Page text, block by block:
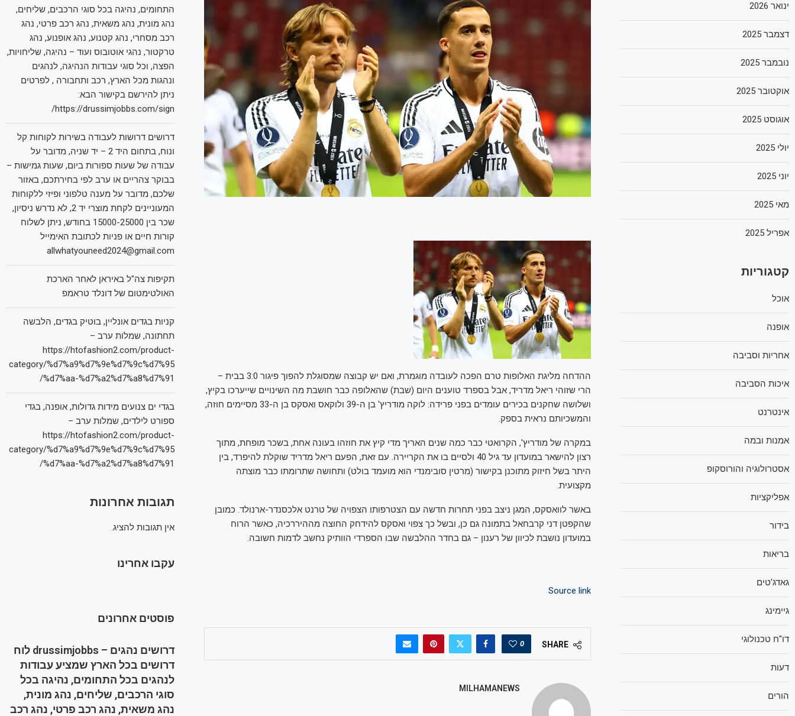
ההדחה מליגת האלופות טרם הפכה לעובדה מוגמרת, ואם יש קבוצה שמסוגלת להפוך פיגור 3:0 בבית –
הרי שזוהי ריאל מדריד, אבל בספרד טוענים היום (שבת) שהאלופה כבר חושבת מה השינויים שייערכו בקיץ,
ושלושה שחקנים בכירים עומדים בפני פרידה: לוקה מודריץ' בן ה-39 ולוקאס ואסקס בן ה-33 מסיימים חוזה,
והמשכיותם נראית בספק.
במקרה של מודריץ', הקרואטי כבר כמה שנים האריך מדי קיץ את חוזהו בעונה אחת, בשכר מופחת, מתוך
רצון להישאר במועדון עד גיל 40 ולסיים בו את הקריירה. עם זאת, הפעם ריאל מדריד שוקלת להיפרד, בין
היתר בשל חיזוק מתוכנן בקישור (מרטין סובימנדי הוא מועמד בולט) ותחושה שתרומתו כבר מוצתה
מקצועית.
באשר לוואסקס, המגן ניצב בפני תחרות חדשה עם הצטרפותו הצפויה של טרנט אלכסנדר-ארנולד. כמובן
שהקפטן דני קרבחאל בתמונה גם כן, ובשל כך צפוי ואסקס להידחק החוצה מההיררכיה, כאשר הרוח
במועדון נושבת לכיוון של רענון – גם בחדר ההלבשה שבו הספרדי הוותיק נחשב לדמות חשובה.
Source link
SHARE
0
MILHAMANEWS
התחומים, נהיגה בכל סוגי הרכבים, שליחים,
נהג מונית, נהג משאית, נהג רכב פרטי, נהג
רכב מסחרי, נהג קטנוע, נהג אופנוע, נהג
טרקטור, נהגי אוטובוס ועוד – נהיגה, שליחויות,
הפצה, וכל סוגי עבודות הנהיגה, לנהגים
ונהגות מכל הארץ, רכב ותחבורה , לפרטים
ניתן להירשם בקישור הבא:
https://drussimjobbs.com/sign/
דרושים דרושות לעבודה בשירות לקוחות קל
ונוח, בתחום היד 2 – יד שניה, מדובר על
עבודה של שעות ספורות ביום, שעות גמישות –
בבוקר צהריים או ערב לפי בחירתכם, באזור
שלכם, מדובר על מענה טלפוני ופיזי ללקוחות
המעוניינים לקחת מוצרי יד 2, לא נדרש ניסיון,
שכר בין 15000-25000 בחודש, ניתן לשלוח
קורות חיים או פניות לכתובת האימייל
allwhatyouneed2024@gmail.com
תקיפות צה"ל באיראן לאחר הארכת
האולטימטום של דונלד טראמפ
קניות בגדים אונליין, בוטיק בגדים, הלבשה
תחתונה, שמלות ערב –
https://htofashion2.com/product-
category/%d7%a9%d7%9e%d7%9c%d7%95
%d7%aa-%d7%a2%d7%a8%d7%91/
בגדי ים צנועים מידות גדולות, אופנה, בגדי
ספורט לילדים, שמלות ערב –
https://htofashion2.com/product-
category/%d7%a9%d7%9e%d7%9c%d7%95
%d7%aa-%d7%a2%d7%a8%d7%91/
תגובות אחרונות
אין תגובות להציג.
עקבו אחרינו
פוסטים אחרונים
דרושים נהגים – drussimjobbs לוח
דרושים בכל הארץ שמציע עבודות
לנהגים בכל התחומים, נהיגה בכל
סוגי הרכבים, שליחים, נהג מונית,
נהג משאית, נהג רכב פרטי, נהג רכב
ינואר 2026
דצמבר 2025
נובמבר 2025
אוקטובר 2025
אוגוסט 2025
יולי 2025
יוני 2025
מאי 2025
אפריל 2025
קטגוריות
אוכל
אופנה
אחריות וסביבה
איכות הסביבה
אינטרנט
אמנות ובמה
אסטרולוגיה והורוסקופ
אפליקציות
בידור
בריאות
גאדג'טים
גיימינג
דו"ח טכנולוגי
דעות
הורים